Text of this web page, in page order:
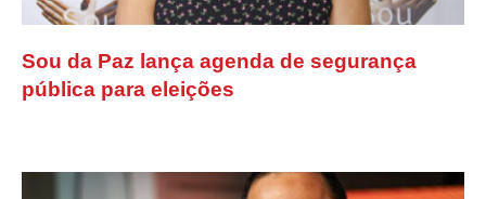
Sou da Paz lança agenda de segurança
pública para eleições